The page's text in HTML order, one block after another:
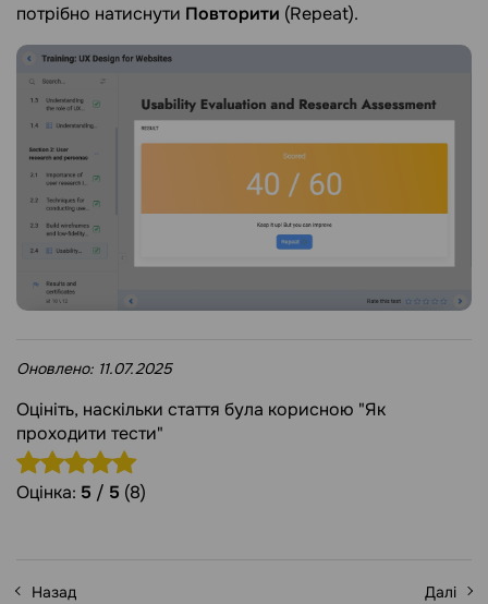
потрібно натиснути Повторити (Repeat).
Оновлено: 11.07.2025
Оцініть, наскільки стаття була корисною "Як
проходити тести"
Оцінка: 5 / 5 (8)
Назад Далі